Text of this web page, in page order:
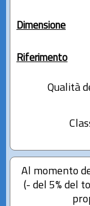
Dimensione
Riferimento
Qualità
Al momento
(- del 5% del